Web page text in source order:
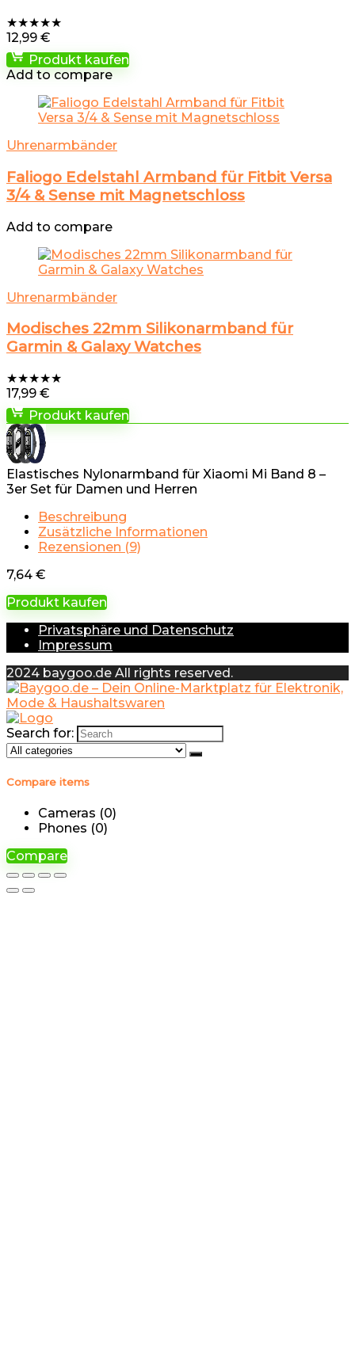
★★★★★
12,99 €
Produkt kaufen
Add to compare
Uhrenarmbänder
Faliogo Edelstahl Armband für Fitbit Versa
3/4 & Sense mit Magnetschloss
Add to compare
Uhrenarmbänder
Modisches 22mm Silikonarmband für
Garmin & Galaxy Watches
★★★★★
17,99 €
Produkt kaufen
Elastisches Nylonarmband für Xiaomi Mi Band 8 –
3er Set für Damen und Herren
Beschreibung
Zusätzliche Informationen
Rezensionen (9)
7,64 €
Produkt kaufen
Privatsphäre und Datenschutz
Impressum
2024 baygoo.de All rights reserved.
Search for:
Compare items
Cameras (0)
Phones (0)
Compare